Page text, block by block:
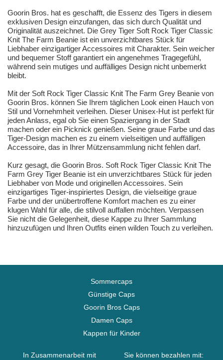
Goorin Bros. hat es geschafft, die Essenz des Tigers in diesem
exklusiven Design einzufangen, das sich durch Qualität und
Originalität auszeichnet. Die Grey Tiger Soft Rock Tiger Classic
Knit The Farm Beanie ist ein unverzichtbares Stück für
Liebhaber einzigartiger Accessoires mit Charakter. Sein weicher
und bequemer Stoff garantiert ein angenehmes Tragegefühl,
während sein mutiges und auffälliges Design nicht unbemerkt
bleibt.
Mit der Soft Rock Tiger Classic Knit The Farm Grey Beanie von
Goorin Bros. können Sie Ihrem täglichen Look einen Hauch von
Stil und Vornehmheit verleihen. Dieser Unisex-Hut ist perfekt für
jeden Anlass, egal ob Sie einen Spaziergang in der Stadt
machen oder ein Picknick genießen. Seine graue Farbe und das
Tiger-Design machen es zu einem vielseitigen und auffälligen
Accessoire, das in Ihrer Mützensammlung nicht fehlen darf.
Kurz gesagt, die Goorin Bros. Soft Rock Tiger Classic Knit The
Farm Grey Tiger Beanie ist ein unverzichtbares Stück für jeden
Liebhaber von Mode und originellen Accessoires. Sein
einzigartiges Tiger-inspiriertes Design, die vielseitige graue
Farbe und der unübertroffene Komfort machen es zu einer
klugen Wahl für alle, die stilvoll auffallen möchten. Verpassen
Sie nicht die Gelegenheit, diese Kappe zu Ihrer Sammlung
hinzuzufügen und Ihren Outfits einen wilden Touch zu verleihen.
Sommercaps
Günstige Caps
Goorin Bros Caps
Damen Caps
Kappen für Kinder
In Zusammenarbeit mit
Sie können bezahlen mit: